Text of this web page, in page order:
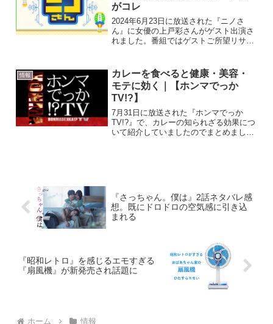
がコレ
2024年6月23日に放送された『ニノさ
ん』に女優の上戸彩さんがゲスト出演さ
れました。番組ではゲストご所望リサー
してくれました。 上戸彩さんにオスス
メする掃除機10代の...
情報
カレーを食べると健康・美容・
モテに効く｜【ホンマでっか
TV!?】
7月31日に放送された『ホンマでっか
TV!?』で、カレーの知られざる効果につ
いて紹介していましたのでまとめまし
『さっちゃん。僕は』2話ネタバレ感
想。既にドロドロの空気感に引き込
まれる
『昭和レトロ』を感じるエモすぎる
『扇風機』が新発売され話題に
ホーム 情報